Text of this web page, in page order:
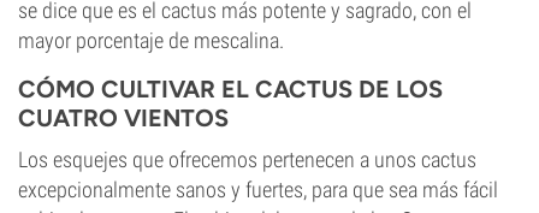
se dice que es el cactus más potente y sagrado, con el
mayor porcentaje de mescalina.
CÓMO CULTIVAR EL CACTUS DE LOS
CUATRO VIENTOS
Los esquejes que ofrecemos pertenecen a unos cactus
excepcionalmente sanos y fuertes, para que sea más fácil